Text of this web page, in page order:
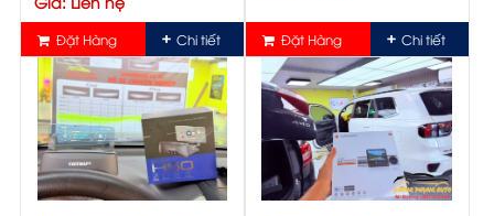
Đặt Hàng Chi tiết Đặt Hàng Chi tiết